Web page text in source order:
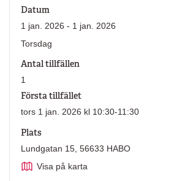
Datum
1 jan. 2026 - 1 jan. 2026
Torsdag
Antal tillfällen
1
Första tillfället
tors 1 jan. 2026 kl 10:30-11:30
Plats
Lundgatan 15, 56633 HABO
Visa på karta